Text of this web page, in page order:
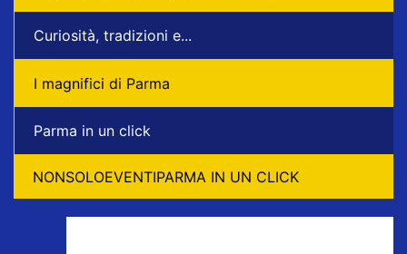
Curiosità, tradizioni e...
I magnifici di Parma
Parma in un click
NONSOLOEVENTIPARMA IN UN CLICK